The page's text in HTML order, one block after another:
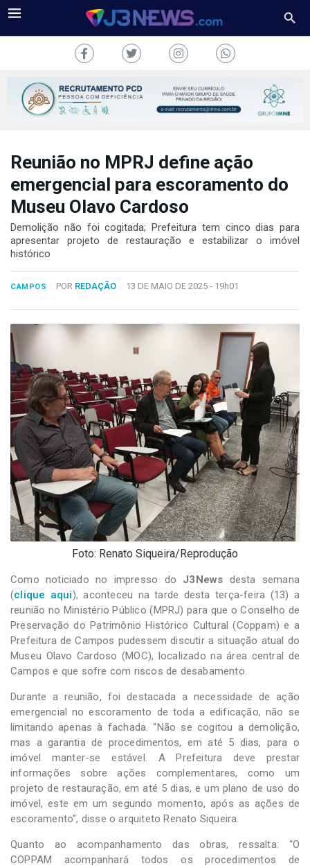
J3NEWS
COLUNAS
FALE
Copyright
Desenvolvido
por
Hesea
Tecnologia
Sistemas
Reunião no MPRJ define ação
emergencial para escoramento do
Museu Olavo Cardoso
Demolição não foi cogitada; Prefeitura tem cinco dias para
apresentar projeto de restauração e estabilizar o imóvel
histórico
CAMPOS POR REDAÇÃO 13 DE MAIO DE 2025 - 19h01
Foto: Renato Siqueira/Reprodução
Como noticiado no impresso do J3News desta semana
(clique aqui), aconteceu na tarde desta terça-feira (13) a
reunião no Ministério Público (MPRJ) para que o Conselho de
Preservação do Patrimônio Histórico Cultural (Coppam) e a
Prefeitura de Campos pudessem discutir a situação atual do
Museu Olavo Cardoso (MOC), localizado na área central de
Campos e que sofre com riscos de desabamento.
Durante a reunião, foi destacada a necessidade de ação
emergencial no escoramento de toda a edificação, não se
limitando apenas à fachada. “Não se cogitou a demolição,
mas a garantia de procedimentos, em até 5 dias, para o
imóvel manter-se estável. A Prefeitura deve prestar
informações sobre ações complementares, como um
projeto de restauração, em até 5 dias, e um plano de uso do
imóvel, este em um segundo momento, após as ações de
escoramento”, disse o arquiteto Renato Siqueira.
Quanto ao acompanhamento das obras, ressalta: “O
COPPAM acompanhará todos os procedimentos de